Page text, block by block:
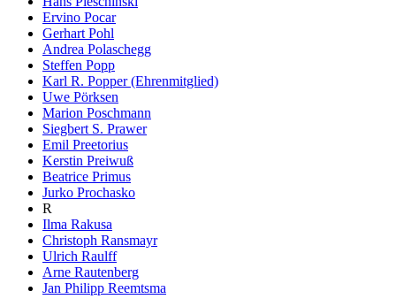
Ervino Pocar
Gerhart Pohl
Andrea Polaschegg
Steffen Popp
Karl R. Popper (Ehrenmitglied)
Uwe Pörksen
Marion Poschmann
Siegbert S. Prawer
Emil Preetorius
Kerstin Preiwuß
Beatrice Primus
Jurko Prochasko
R
Ilma Rakusa
Christoph Ransmayr
Ulrich Raulff
Arne Rautenberg
Jan Philipp Reemtsma